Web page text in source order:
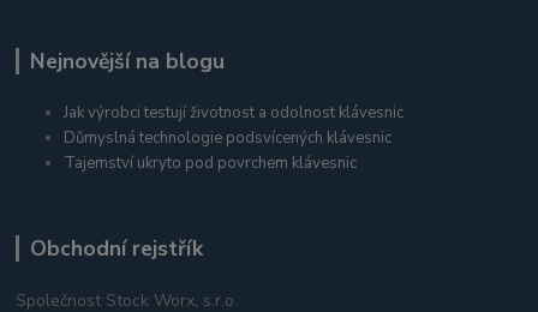
Nejnovější na blogu
Jak výrobci testují životnost a odolnost klávesnic
Důmyslná technologie podsvícených klávesnic
Tajemství ukryto pod povrchem klávesnic
Obchodní rejstřík
Společnost Stock Worx, s.r.o.